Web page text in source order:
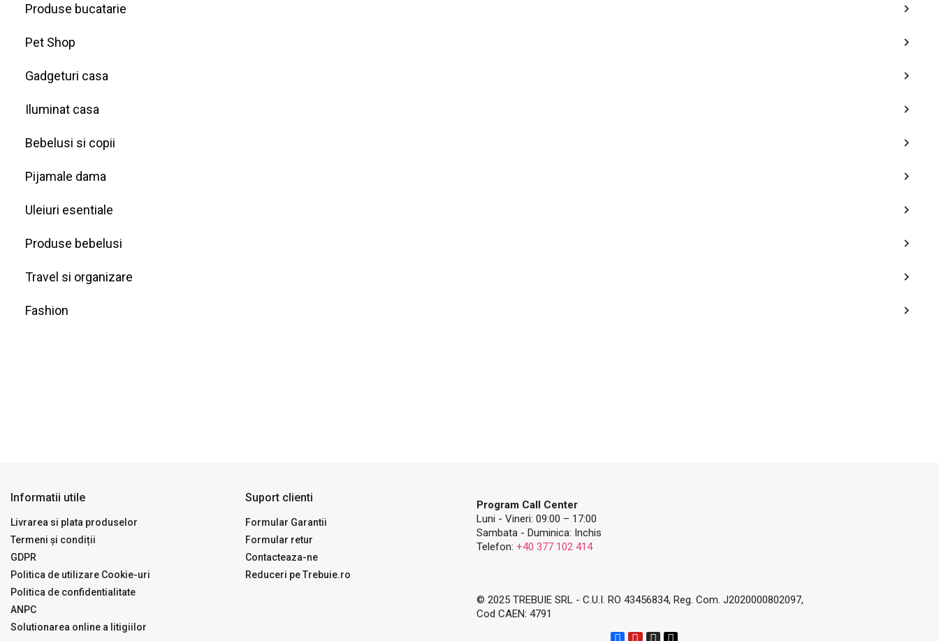
Produse bucatarie
Pet Shop
Gadgeturi casa
Iluminat casa
Bebelusi si copii
Pijamale dama
Uleiuri esentiale
Produse bebelusi
Travel si organizare
Fashion
Informatii utile
Livrarea si plata produselor
Termeni și condiții
GDPR
Politica de utilizare Cookie-uri
Politica de confidentialitate
ANPC
Solutionarea online a litigiilor
Suport clienti
Formular Garantii
Formular retur
Contacteaza-ne
Reduceri pe Trebuie.ro
Program Call Center
Luni - Vineri: 09:00 – 17:00
Sambata - Duminica: Inchis
Telefon: +40 377 102 414
© 2025 TREBUIE SRL - C.U.I. RO 43456834, Reg. Com. J2020000802097,
Cod CAEN: 4791